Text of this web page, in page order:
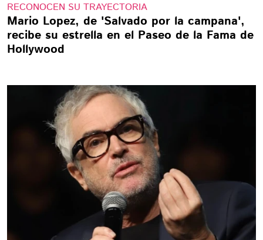
RECONOCEN SU TRAYECTORIA
Mario Lopez, de 'Salvado por la campana',
recibe su estrella en el Paseo de la Fama de
Hollywood